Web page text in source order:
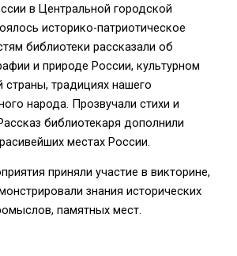
в Центральной городской
историко-патриотическое
библиотеки рассказали об
и природе России, культурном
страны, традициях нашего
народа. Прозвучали стихи и
библиотекаря дополнили
местах России.
приняли участие в викторине,
знания исторических
памятных мест.